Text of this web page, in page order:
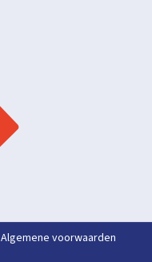
Algemene voorwaarden